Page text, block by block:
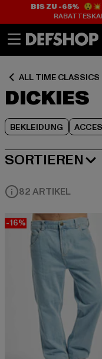
BIS ZU -65%😲💥
ALL TIME CLASSICS
DICKIES
BEKLEIDUNG
SORTIEREN
BELIEBTESTE
82 ARTIKEL
-16%